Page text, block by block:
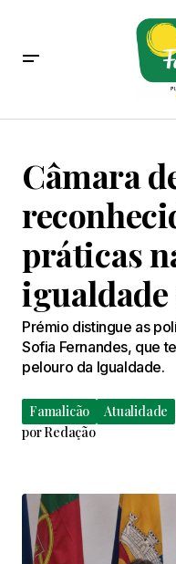
Câmara
práticas
igualdade
Prémio distingue as
Sofia Fernandes, que
pelouro da Igualdade.
Famalicão Atualidade
porRedação